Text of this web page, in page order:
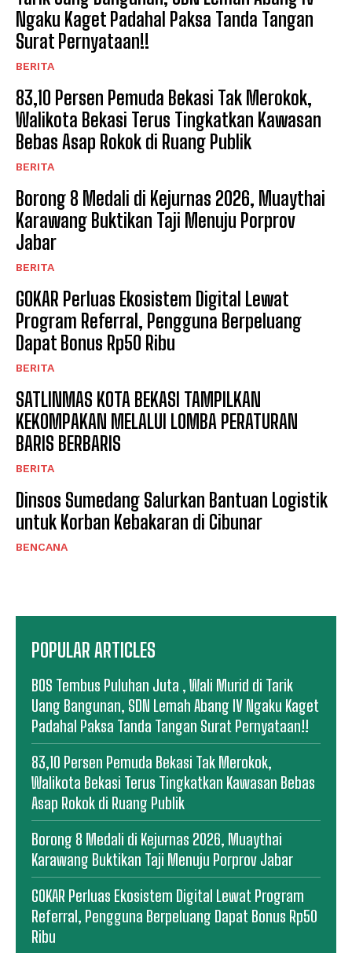
Ngaku Kaget Padahal Paksa Tanda Tangan
Surat Pernyataan!!
BERITA
83,10 Persen Pemuda Bekasi Tak Merokok,
Walikota Bekasi Terus Tingkatkan Kawasan
Bebas Asap Rokok di Ruang Publik
BERITA
Borong 8 Medali di Kejurnas 2026, Muaythai
Karawang Buktikan Taji Menuju Porprov
Jabar
BERITA
GOKAR Perluas Ekosistem Digital Lewat
Program Referral, Pengguna Berpeluang
Dapat Bonus Rp50 Ribu
BERITA
SATLINMAS KOTA BEKASI TAMPILKAN
KEKOMPAKAN MELALUI LOMBA PERATURAN
BARIS BERBARIS
BERITA
Dinsos Sumedang Salurkan Bantuan Logistik
untuk Korban Kebakaran di Cibunar
BENCANA
POPULAR ARTICLES
BOS Tembus Puluhan Juta , Wali Murid di Tarik
Uang Bangunan, SDN Lemah Abang IV Ngaku Kaget
Padahal Paksa Tanda Tangan Surat Pernyataan!!
83,10 Persen Pemuda Bekasi Tak Merokok,
Walikota Bekasi Terus Tingkatkan Kawasan Bebas
Asap Rokok di Ruang Publik
Borong 8 Medali di Kejurnas 2026, Muaythai
Karawang Buktikan Taji Menuju Porprov Jabar
GOKAR Perluas Ekosistem Digital Lewat Program
Referral, Pengguna Berpeluang Dapat Bonus Rp50
Ribu